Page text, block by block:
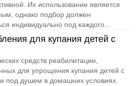
Их использование является
однако подбор должен
индивидуально под каждого...
для купания детей с
средств реабилитации,
для упрощения купания детей с
под душем в домашних условиях.